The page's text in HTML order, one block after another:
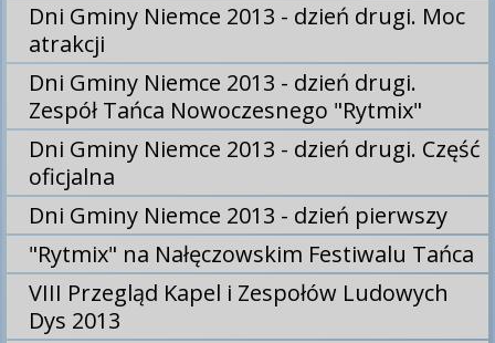
Dni Gminy Niemce 2013 - dzień drugi. Moc
atrakcji
Dni Gminy Niemce 2013 - dzień drugi.
Zespół Tańca Nowoczesnego "Rytmix"
Dni Gminy Niemce 2013 - dzień drugi. Część
oficjalna
Dni Gminy Niemce 2013 - dzień pierwszy
"Rytmix" na Nałęczowskim Festiwalu Tańca
VIII Przegląd Kapel i Zespołów Ludowych
Dys 2013